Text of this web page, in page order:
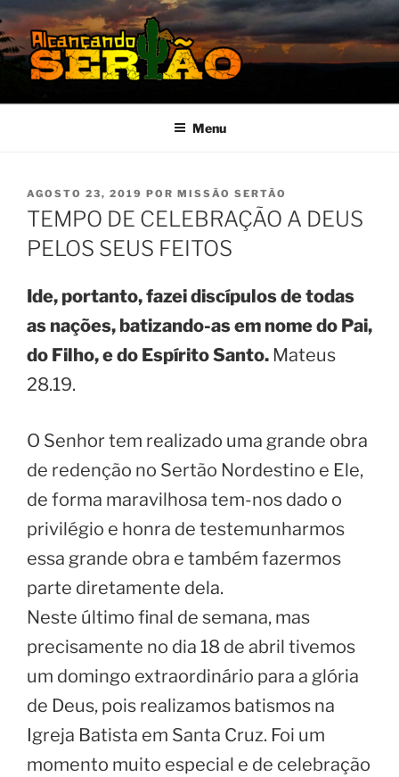
Pular
para
o
conteúdo
MISSÃO SERTÃO
Menu
PUBLICADO
EM
AGOSTO 23, 2019 POR MISSÃO SERTÃO
TEMPO DE CELEBRAÇÃO A DEUS
PELOS SEUS FEITOS
Ide, portanto, fazei discípulos de todas
as nações, batizando-as em nome do Pai,
do Filho, e do Espírito Santo. Mateus
28.19.
O Senhor tem realizado uma grande obra
de redenção no Sertão Nordestino e Ele,
de forma maravilhosa tem-nos dado o
privilégio e honra de testemunharmos
essa grande obra e também fazermos
parte diretamente dela.
Neste último final de semana, mas
precisamente no dia 18 de abril tivemos
um domingo extraordinário para a glória
de Deus, pois realizamos batismos na
Igreja Batista em Santa Cruz. Foi um
momento muito especial e de celebração